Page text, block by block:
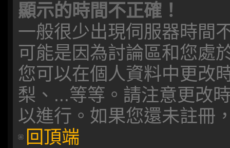
顯示的時間不正確！
一般很少出現伺服器時間
可能是因為討論區和您處
您可以在個人資料中更改
梨、...等等。請注意更改
以進行。如果您還未註冊
回頂端